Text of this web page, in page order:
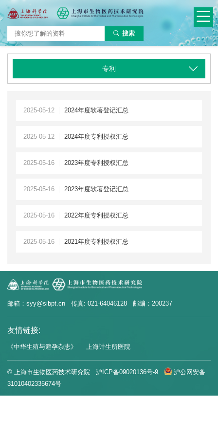
搜索
专利
2025-05-12 2024年度软著登记汇总
2025-05-12 2024年度专利授权汇总
2025-05-16 2023年度专利授权汇总
2025-05-16 2023年度软著登记汇总
2025-05-16 2022年度专利授权汇总
2025-05-16 2021年度专利授权汇总
邮箱：syy@sibpt.cn 传真: 021-64046128 邮编：200237
友情链接:
《中华生殖与避孕杂志》 上海计生所医院
© 上海市生物医药技术研究院 沪ICP备09020136号-9
沪公网安备
31010402335674号